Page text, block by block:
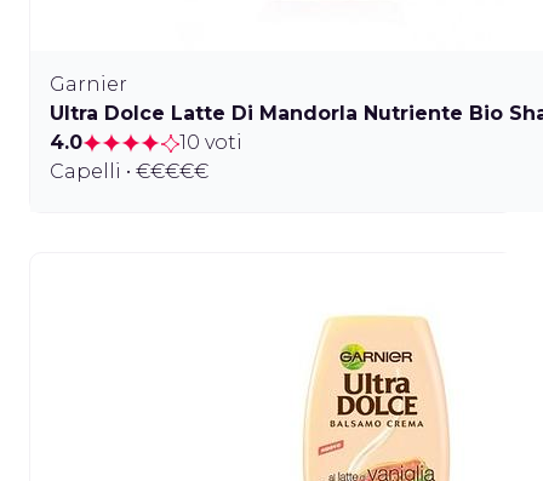
Garnier
Ultra Dolce Latte Di Mandorla Nutriente Bio
4.0
10 voti
Capelli • €€€€€